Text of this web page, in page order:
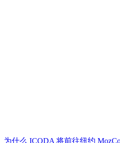
为什么 ICODA 将前往纽约